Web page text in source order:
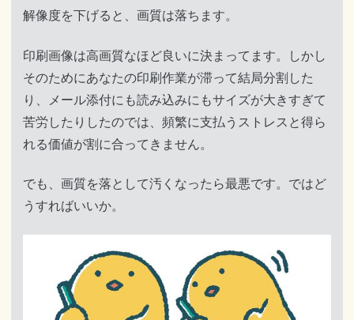
解像度を下げると、画質は落ちます。
印刷画像は高画質なほど良いに決まってます。しかし
そのためにあなたの印刷作業が滞って結局分割した
り、メール添付にも読み込みにもサイズが大きすぎて
苦労したりしたのでは、頻繁に支払うストレスと得ら
れる価値が割に合ってきません。
でも、画質を落として汚くなったら最悪です。ではど
うすればいいか。